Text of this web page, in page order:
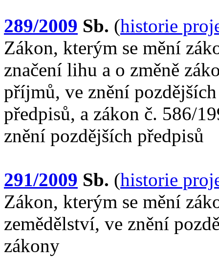
289/2009 Sb. (historie
Zákon, kterým se mění
značení lihu a o změně
příjmů, ve znění
předpisů, a zákon č. 586/
znění pozdějších předpisů
291/2009 Sb. (historie
Zákon, kterým se mění
zemědělství, ve znění
zákony